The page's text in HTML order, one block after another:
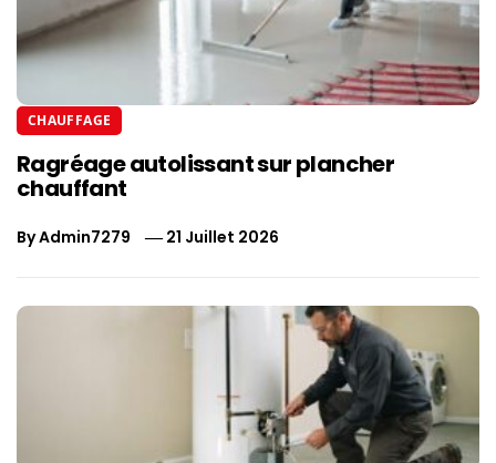
CHAUFFAGE
Ragréage autolissant sur plancher
chauffant
ByAdmin7279 21 Juillet 2026